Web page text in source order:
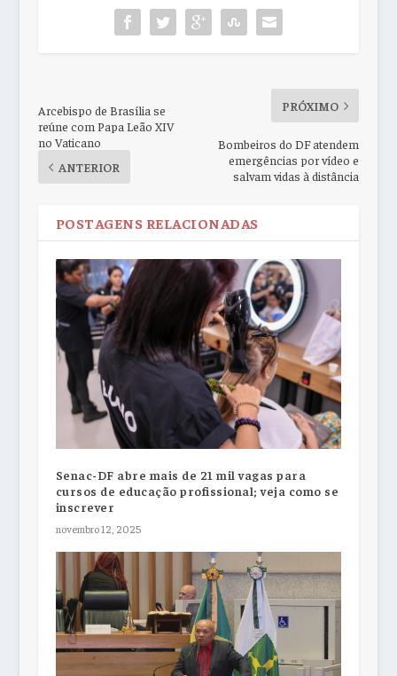
Arcebispo de Brasília se
reúne com Papa Leão XIV
no Vaticano
ANTERIOR
PRÓXIMO
Bombeiros do DF atendem
emergências por vídeo e
salvam vidas à distância
POSTAGENS RELACIONADAS
Senac-DF abre mais de 21 mil vagas para
cursos de educação profissional; veja como se
inscrever
novembro 12, 2025